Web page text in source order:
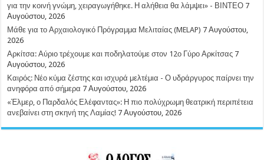
για την κοινή γνώμη, χειραγωγήθηκε. Η αλήθεια θα λάμψει» - ΒΙΝΤΕΟ 7
Αυγούστου, 2026
Μάθε για το Αρχαιολογικό Πρόγραμμα Μελιταίας (MELAP) 7 Αυγούστου,
2026
Αρκίτσα: Αύριο τρέχουμε και ποδηλατούμε στον 12ο Γύρο Αρκίτσας 7
Αυγούστου, 2026
Καιρός: Νέο κύμα ζέστης και ισχυρά μελτέμια - Ο υδράργυρος παίρνει την
ανηφόρα από σήμερα 7 Αυγούστου, 2026
«Έλμερ, ο Παρδαλός Ελέφαντας»: Η πιο πολύχρωμη θεατρική περιπέτεια
ανεβαίνει στη σκηνή της Λαμίας! 7 Αυγούστου, 2026